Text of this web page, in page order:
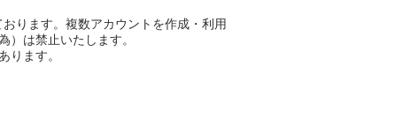
ります。複数アカウントを作成・利用
）は禁止いたします。
ります。